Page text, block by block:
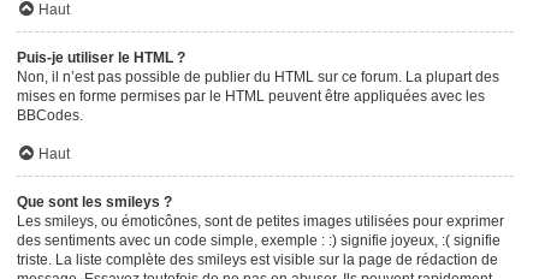
Haut
Puis-je utiliser le HTML ?
Non, il n’est pas possible de publier du HTML sur ce forum. La plupart des
mises en forme permises par le HTML peuvent être appliquées avec les
BBCodes.
Haut
Que sont les smileys ?
Les smileys, ou émoticônes, sont de petites images utilisées pour exprimer
des sentiments avec un code simple, exemple : :) signifie joyeux, :( signifie
triste. La liste complète des smileys est visible sur la page de rédaction de